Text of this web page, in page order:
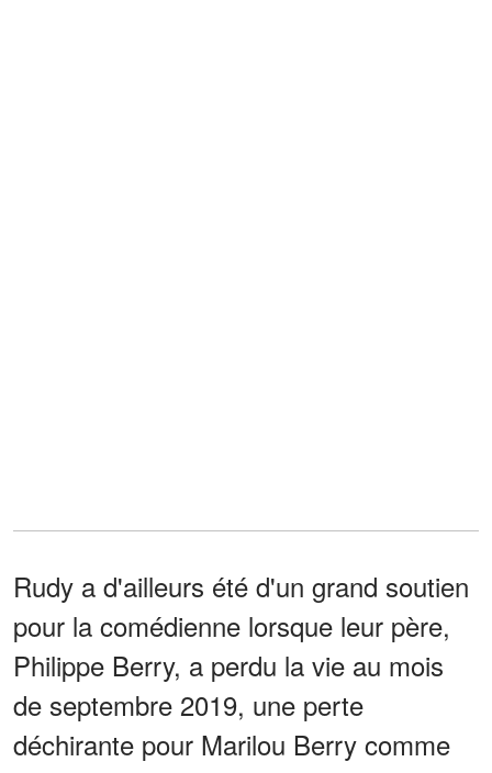
Rudy a d'ailleurs été d'un grand soutien
pour la comédienne lorsque leur père,
Philippe Berry, a perdu la vie au mois
de septembre 2019, une perte
déchirante pour Marilou Berry comme